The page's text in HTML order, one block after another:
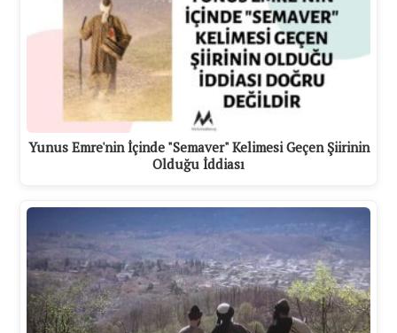
Yunus Emre'nin İçinde "Semaver" Kelimesi Geçen Şiirinin
Olduğu İddiası